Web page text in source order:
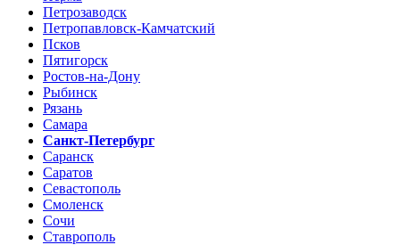
Петрозаводск
Петропавловск-Камчатский
Псков
Пятигорск
Ростов-на-Дону
Рыбинск
Рязань
Самара
Санкт-Петербург
Саранск
Саратов
Севастополь
Смоленск
Сочи
Ставрополь